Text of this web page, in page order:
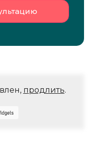
продлить.